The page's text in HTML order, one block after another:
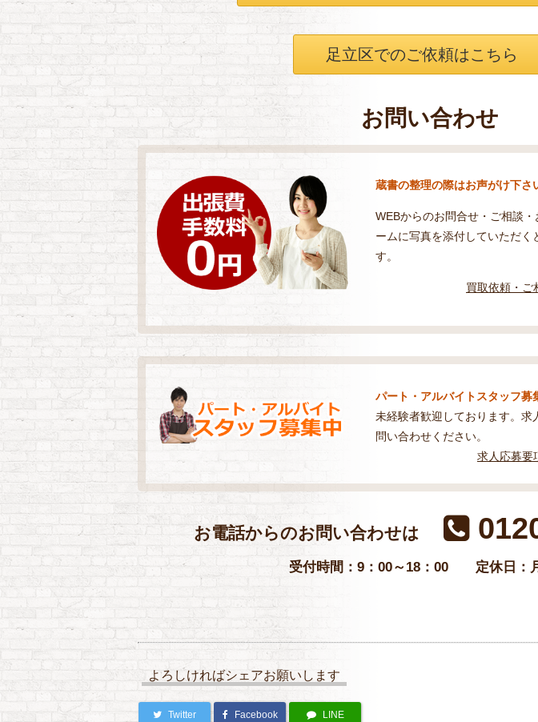
足立区でのご依頼はこちら
お問い合わせ
蔵書の整理の際はお声がけ下さ
WEBからのお問合せ・ご相談
ームに写真を添付していただく
す。
買取依頼・ご
パート・アルバイトスタッフ募
未経験者歓迎しております。求
問い合わせください。
求人応募要
お電話からのお問い合わせは
受付時間：9：00～18：00 定休日：
よろしければシェアお願いします
Twitter Facebook LINE